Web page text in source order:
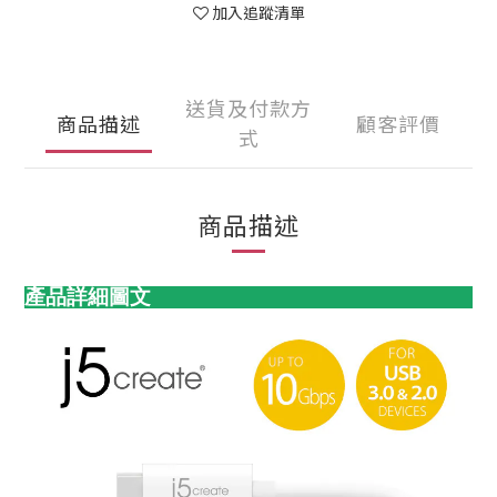
加入追蹤清單
商品描述
送貨及付款方
式
顧客評價
商品描述
產品詳細圖文